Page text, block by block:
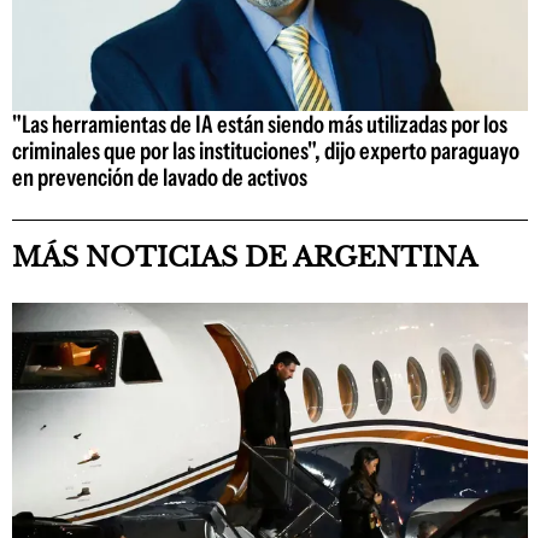
"Las herramientas de IA están siendo más utilizadas por los
criminales que por las instituciones", dijo experto paraguayo
en prevención de lavado de activos
MÁS NOTICIAS DE ARGENTINA